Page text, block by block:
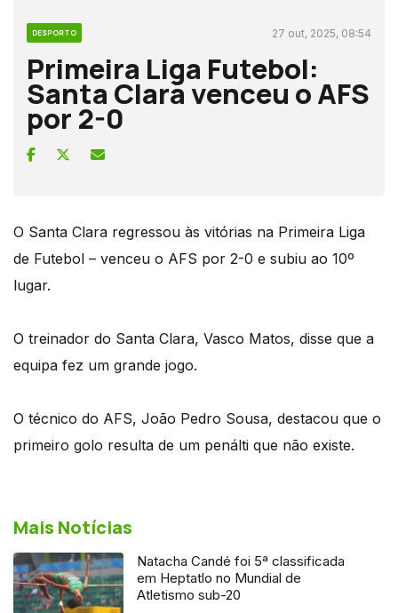
DESPORTO 27 out, 2025, 08:54
Primeira Liga Futebol:
Santa Clara venceu o AFS
por 2-0
O Santa Clara regressou às vitórias na Primeira Liga
de Futebol – venceu o AFS por 2-0 e subiu ao 10º
lugar.
O treinador do Santa Clara, Vasco Matos, disse que a
equipa fez um grande jogo.
O técnico do AFS, João Pedro Sousa, destacou que o
primeiro golo resulta de um penálti que não existe.
Mais Notícias
Natacha Candé foi 5ª classificada
em Heptatlo no Mundial de
Atletismo sub-20